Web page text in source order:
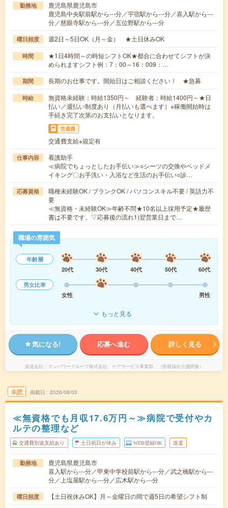
勤務地
鹿児島県鹿児島市
鹿児島中央駅前駅から---分／宇宿駅から---分／喜入駅から---
分／慈眼寺駅から---分／五位野駅から---分
曜日頻度 週2日～5日OK（月～金） ★土日休みOK
時間
★1日4時間～の時短シフトOK★都合に合わせてシフトが決
められますシフト例：7：00～16：009：…
期間 長期のお仕事です。開始日はご相談ください！ ★急募
時給
無資格未経験：時給1350円～ 経験者：時給1400円～★日
払い／週払い制度あり（月払いも選べます）※稼働開始時は
手続き完了次第のお支払いとなります。
交通費
交通費支給※規定有
仕事内容
看護助手
≪病院でちょっとしたお手伝い≫○シーツの交換やベッドメ
イキング〇お手洗い・入浴など生活のお手伝い○診…
応募資格
職種未経験OK / ブランクOK / パソコンスキル不要 / 英語力不
要
≪無資格・未経験OK≫年齢不問★10名以上採用予定★履歴
書は不要です。▽応募後の流れ1)翌営業日まで…
職場の雰囲気
年齢層
20代
30代 40代 50代
60代
男女比率
女性
男性
もっと見る
気になる! 応募へ進む 詳しく見る
派遣会社 マンパワーグループ株式会社 ケアサービス事業部 （医療福祉介護関連）
未読 掲載日 2026/08/03
≪無資格でも月収17.6万円～≫病院で受付やカ
ルテの整理など
交通費別途支給あり 土日祝日が休み WEB登録OK 派遣
勤務地
鹿児島県鹿児島市
喜入駅から---分／甲東中学校前駅から---分／武之橋駅から---
分／上塩屋駅から---分／広木駅から---分
曜日頻度 【土日祝休みOK】月～金曜日の間で週5日の希望シフト制